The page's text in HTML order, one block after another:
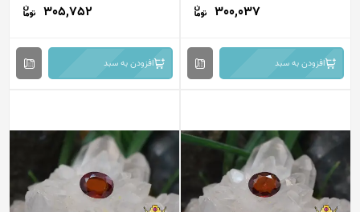
300,037
افزودن به سبد
305,752
افزودن به سبد